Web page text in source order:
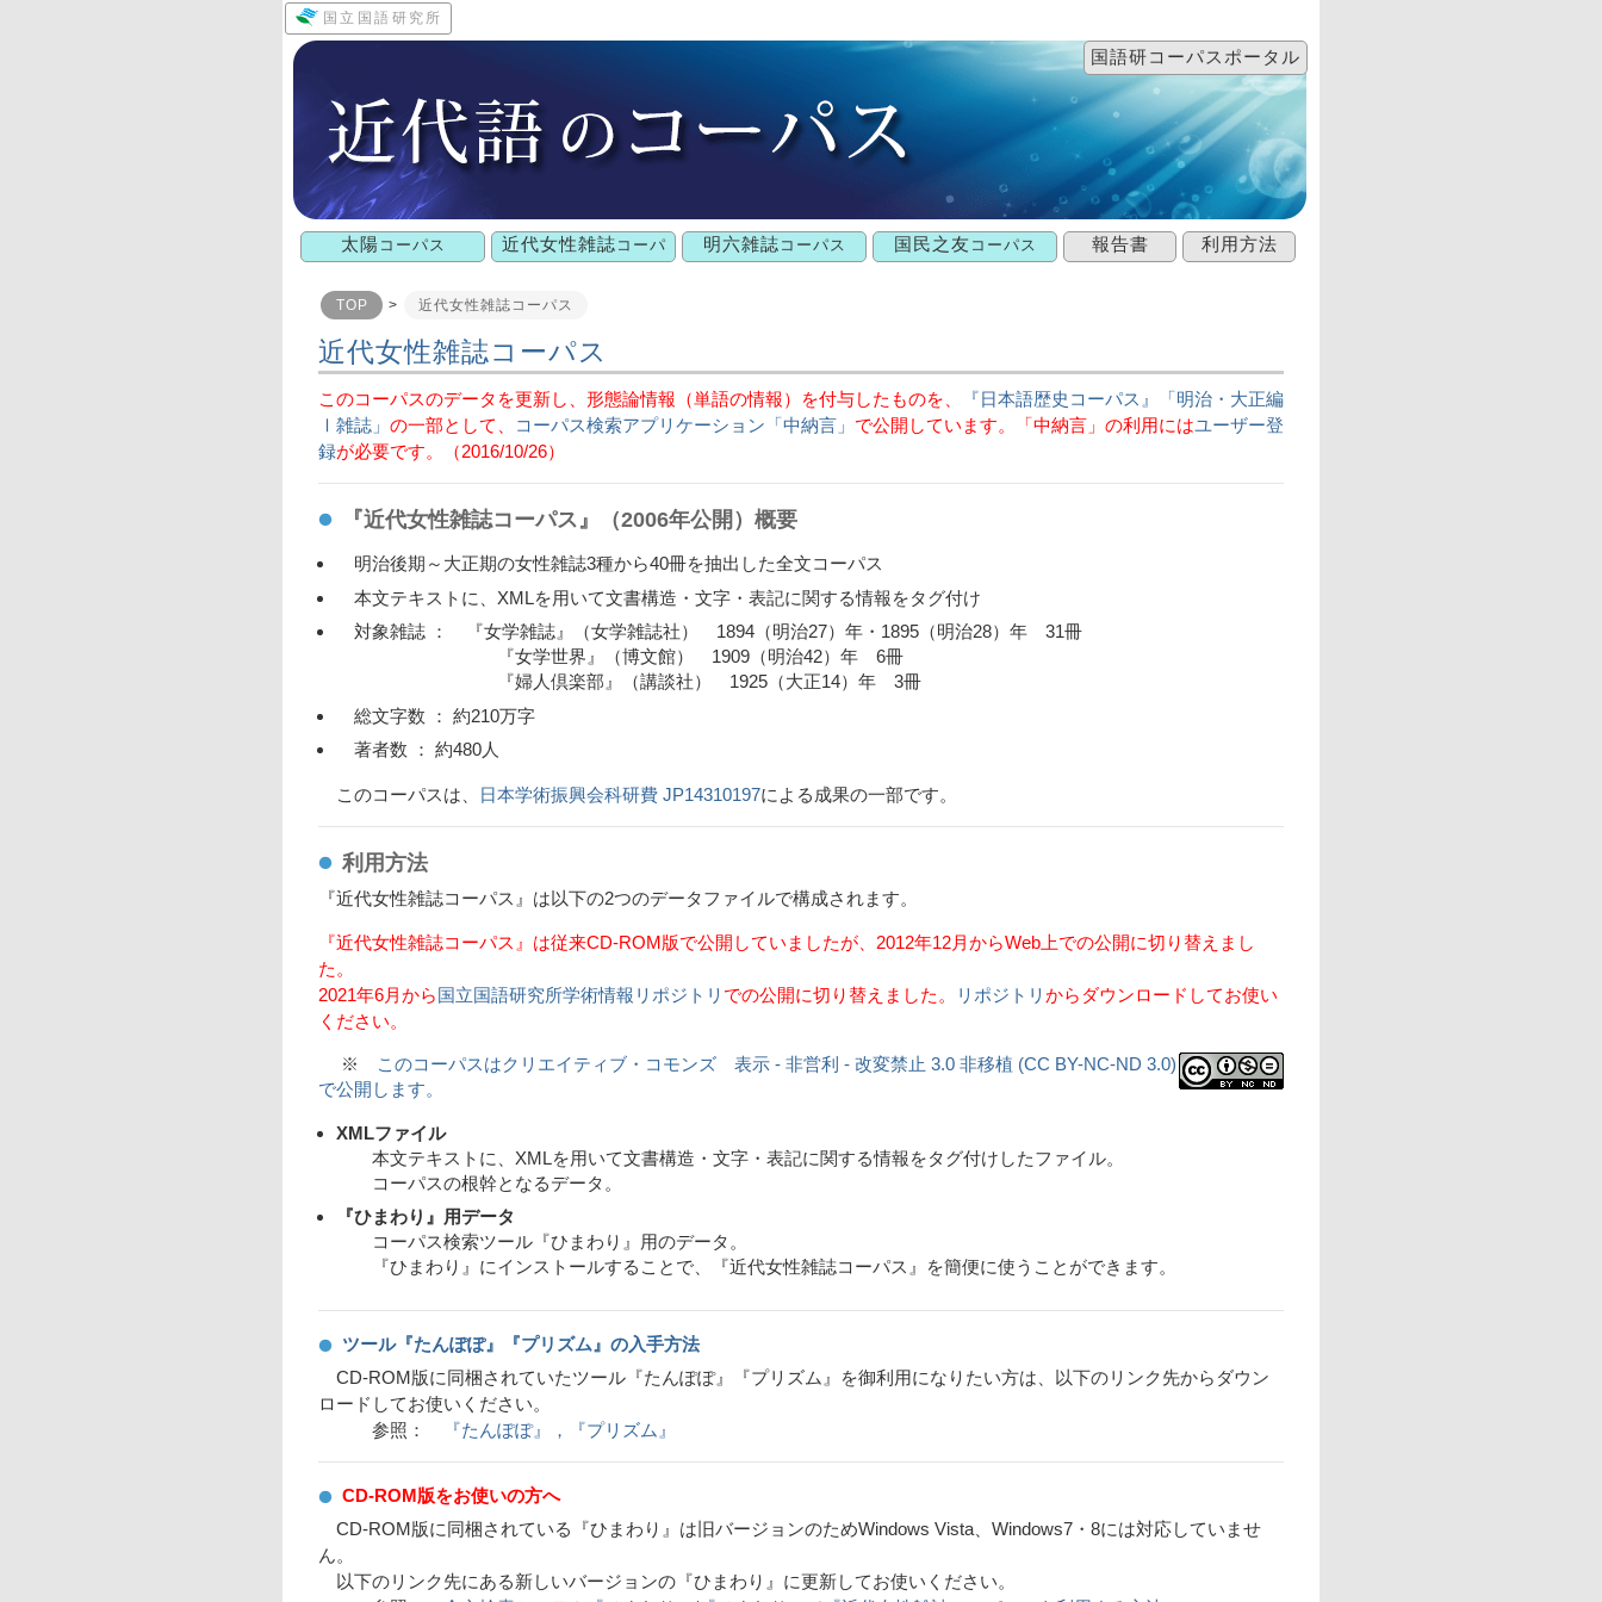
国立国語研究所
国語研コーパスポータル
太陽 コーパス 近代女性雑誌 コーパ
ス
明六雑誌 コーパス 国民之友 コーパス 報告書 利用方法
TOP > 近代女性雑誌コーパス
近代女性雑誌コーパス
このコーパスのデータを更新し、形態論情報（単語の情報）を付与したものを、
『日本語歴史コーパス』「明治・大正編
Ⅰ雑誌」 の一部として、 コーパス検索アプリケーション「中納言」 で公開しています。「中納言」の利用にはユーザー登
録が必要です。（2016/10/26）
『近代女性雑誌コーパス』（2006年公開）概要
明治後期～大正期の女性雑誌3種から40冊を抽出した全文コーパス
本文テキストに、XMLを用いて文書構造・文字・表記に関する情報をタグ付け
対象雑誌 ： 『女学雑誌』（女学雑誌社） 1894（明治27）年・1895（明治28）年 31冊
『女学世界』（博文館） 1909（明治42）年 6冊
『婦人倶楽部』（講談社） 1925（大正14）年 3冊
総文字数 ： 約210万字
著者数 ： 約480人
このコーパスは、 日本学術振興会科研費 JP14310197による成果の一部です。
利用方法
『近代女性雑誌コーパス』は以下の2つのデータファイルで構成されます。
『近代女性雑誌コーパス』は従来CD-ROM版で公開していましたが、2012年12月からWeb上での公開に切り替えまし
た。
2021年6月から国立国語研究所学術情報リポジトリ での公開に切り替えました。 リポジトリ からダウンロードしてお使い
ください。
※
このコーパスはクリエイティブ・コモンズ 表示 - 非営利 - 改変禁止 3.0 非移植 (CC BY-NC-ND 3.0)
で公開します。
XMLファイル
本文テキストに、XMLを用いて文書構造・文字・表記に関する情報をタグ付けしたファイル。
コーパスの根幹となるデータ。
『ひまわり』用データ
コーパス検索ツール『ひまわり』用のデータ。
『ひまわり』にインストールすることで、『近代女性雑誌コーパス』を簡便に使うことができます。
ツール『たんぽぽ』『プリズム』の入手方法
CD-ROM版に同梱されていたツール『たんぽぽ』『プリズム』を御利用になりたい方は、以下のリンク先からダウン
ロードしてお使いください。
参照：
『たんぽぽ』，『プリズム』
CD-ROM版をお使いの方へ
CD-ROM版に同梱されている『ひまわり』は旧バージョンのためWindows Vista、Windows7・8には対応していませ
ん。
以下のリンク先にある新しいバージョンの『ひまわり』に更新してお使いください。